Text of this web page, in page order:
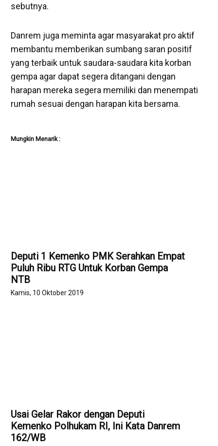
sebutnya.
Danrem juga meminta agar masyarakat pro aktif
membantu memberikan sumbang saran positif
yang terbaik untuk saudara-saudara kita korban
gempa agar dapat segera ditangani dengan
harapan mereka segera memiliki dan menempati
rumah sesuai dengan harapan kita bersama.
Mungkin Menarik :
Deputi 1 Kemenko PMK Serahkan Empat
Puluh Ribu RTG Untuk Korban Gempa
NTB
Kamis, 10 Oktober 2019
Usai Gelar Rakor dengan Deputi
Kemenko Polhukam RI, Ini Kata Danrem
162/WB